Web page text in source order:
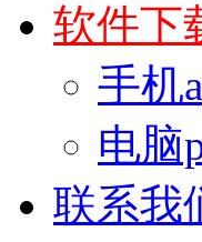
软件下
手机
电脑
联系我